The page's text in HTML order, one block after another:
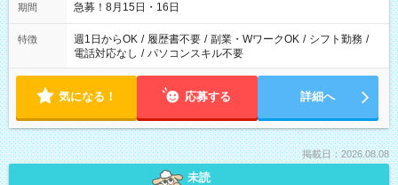
期間 急募！8月15日・16日
特徴 週1日からOK / 履歴書不要 / 副業・WワークOK / シフト勤務 /
電話対応なし / パソコンスキル不要
気になる！ 応募する 詳細へ
掲載日：2026.08.08
未読